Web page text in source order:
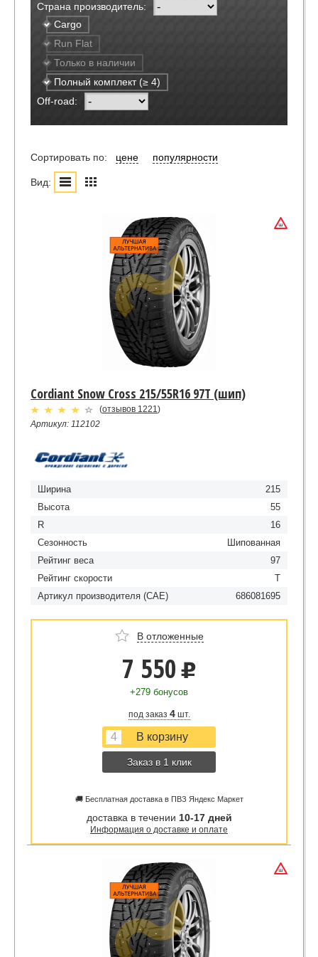
Страна производитель:
Cargo
Run Flat
Только в наличии
Полный комплект (≥ 4)
Off-road:
Сортировать по: цене популярности
Вид:
Cordiant Snow Cross 215/55R16 97T (шип)
(отзывов 1221)
Артикул: 112102
Ширина
215
Высота
55
R
16
Сезонность
Шипованная
Рейтинг веса
97
Рейтинг скорости
T
Артикул производителя (CAE)
686081695
В отложенные
7 550 u
+279 бонусов
под заказ 4шт.
Заказ в 1 клик
🚚 Бесплатная доставка в ПВЗ Яндекс Маркет
доставка в течении 10-17 дней
Информация о доставке и оплате